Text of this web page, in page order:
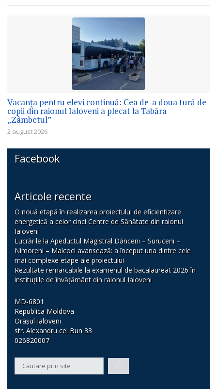
Vacanța pentru elevi continuă: Cea de-a doua tură de
copii din raionul Ialoveni a plecat la Tabăra
„Zâmbetul”
2 august 2026
Facebook
Articole recente
O nouă etapă în realizarea proiectului de eficientizare
energetică a celor cinci Centre de Sănătate din raionul
Ialoveni
Lucrările la Apeductul Magistral Dănceni – Suruceni –
Nimoreni – Malcoci avansează: a început una dintre cele
mai complexe etape ale proiectului
Rezultate remarcabile la examenul de bacalaureat 2026 în
instituțiile de învățământ din raionul Ialoveni
MD-6801
Republica Moldova
Orașul Ialoveni
str. Alexandru cel Bun 33
026820007